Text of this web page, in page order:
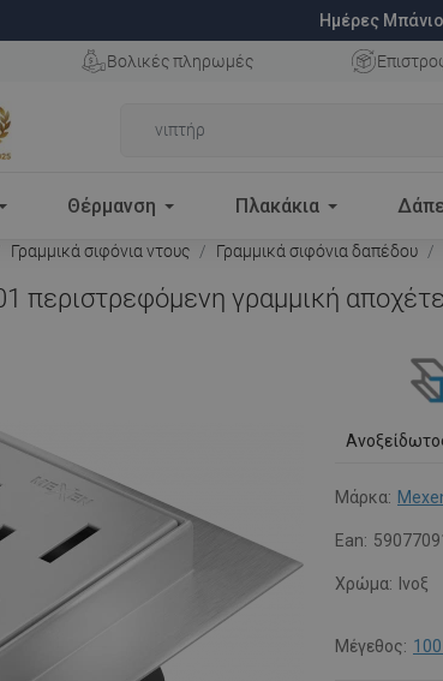
Ημέρες
Βολικές πληρωμές
Θέρμανση Πλακάκια
Γραμμικά σιφόνια ντους Γραμμικά σιφόνια δαπέδου
περιστρεφόμενη γραμμική
Μάρκα:
Ean:
Χρώμα: Ινοξ
Μέγεθος: 100